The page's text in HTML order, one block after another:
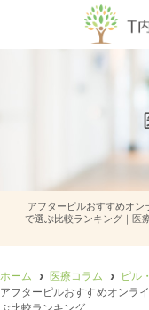
アフターピルおすすめオン
で選ぶ比較ランキング｜医
ホーム 医療コラム
ピル
アフターピルおすすめオンラ